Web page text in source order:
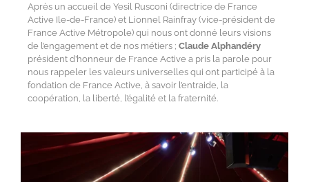
Après un accueil de Yesil Rusconi (directrice de France
Active Ile-de-France) et Lionnel Rainfray (vice-président de
France Active Métropole) qui nous ont donné leurs visions
de l’engagement et de nos métiers ; Claude Alphandéry
président d’honneur de France Active a pris la parole pour
nous rappeler les valeurs universelles qui ont participé à la
fondation de France Active, à savoir l’entraide, la
coopération, la liberté, l’égalité et la fraternité.